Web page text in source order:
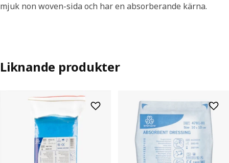
mjuk non woven-sida och har en absorberande kärna.
Liknande produkter